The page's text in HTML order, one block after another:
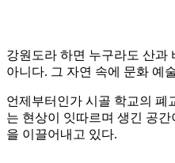
강원도라 하면 누구라도 산과
아니다. 그 자연 속에 문화 예
언제부터인가 시골 학교의 폐
는 현상이 잇따르며 생긴 공
을 이끌어내고 있다.